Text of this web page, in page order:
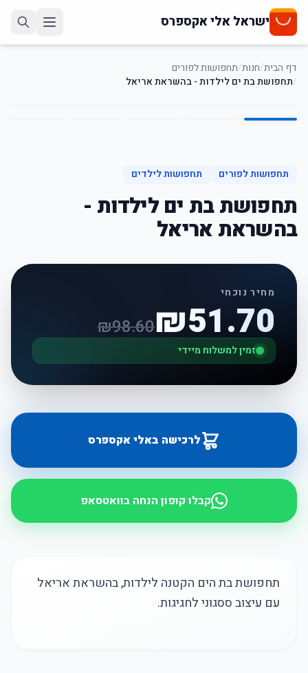
ישראל אלי אקספרס
דף הבית/חנות/תחפושות לפורים
/תחפושת בת ים לילדות - בהשראת אריאל
1
/
5
תחפושות לפורים תחפושות לילדים
תחפושת בת ים לילדות -
בהשראת אריאל
מחיר נוכחי
₪51.70
₪98.60
זמין למשלוח מיידי
לרכישה באלי אקספרס
קבלו קופון הנחה בוואטסאפ
תחפושת בת הים הקטנה לילדות, בהשראת אריאל
עם עיצוב ססגוני לחגיגות.